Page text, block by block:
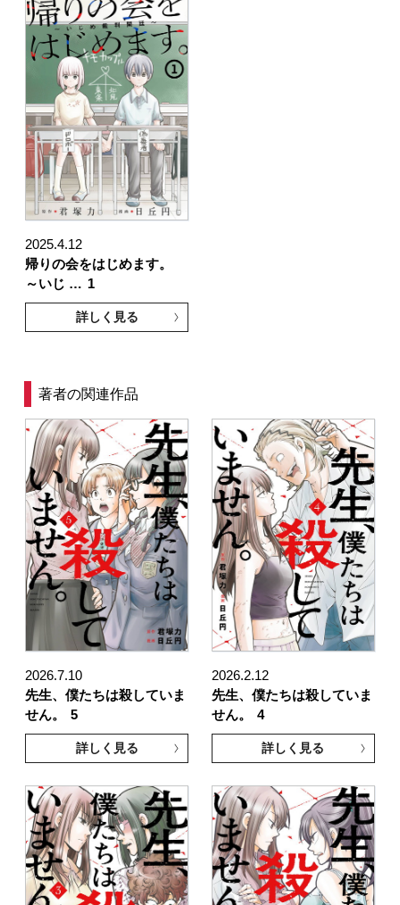
2025.4.12
帰りの会をはじめます。
～いじ … 1
詳しく見る
著者の関連作品
2026.7.10
先生、僕たちは殺していま
せん。
5
詳しく見る
2026.2.12
先生、僕たちは殺していま
せん。
4
詳しく見る